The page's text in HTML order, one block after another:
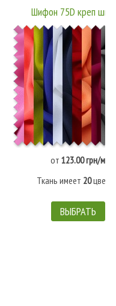
Шифон 75D креп
от123.00 грн/м
Ткань имеет 20
ВЫБРАТЬ